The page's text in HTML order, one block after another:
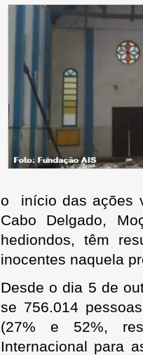
o início das ações
Cabo Delgado,
hediondos, têm
inocentes naquela
Desde o dia 5 de
se 756.014
(27% e 52%,
Internacional para